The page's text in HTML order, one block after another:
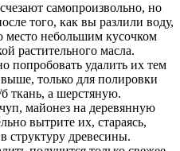
самопроизвольно, но
того, как вы разлили воду,
место небольшим кусочком
растительного масла.
попробовать удалить их тем
только для полировки
ткань, а шерстяную.
майонез на деревянную
вытрите их, стараясь,
структуру древесины.